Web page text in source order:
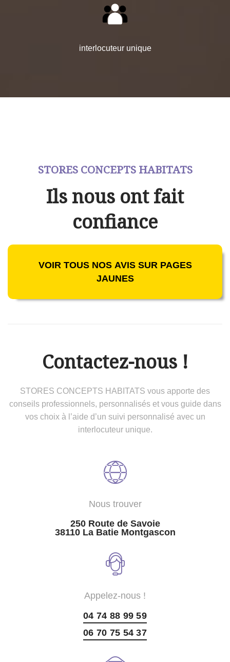
interlocuteur unique
STORES CONCEPTS HABITATS
Ils nous ont fait
confiance
VOIR TOUS NOS AVIS SUR PAGES
JAUNES
Contactez-nous !
STORES CONCEPTS HABITATS vous apporte des
conseils professionnels, personnalisés et vous guide dans
vos choix à l’aide d’un suivi personnalisé avec un
interlocuteur unique.
Nous trouver
250 Route de Savoie
38110 La Batie Montgascon
Appelez-nous !
04 74 88 99 59
06 70 75 54 37